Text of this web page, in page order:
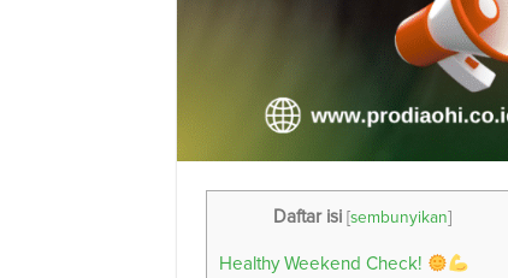
Daftar isi [sembunyikan]
Healthy Weekend Check!